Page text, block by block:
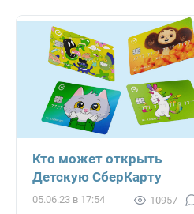
Кто может открыть
Детскую СберКарту
05.06.23 в 17:54 10957